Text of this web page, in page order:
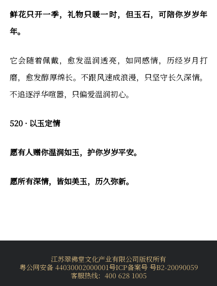
鲜花只开一季，礼物只暖一时，但玉石，可陪你岁岁年
年。
它会随着佩戴，愈发温润透亮，如同感情，历经岁月打
磨，愈发醇厚绵长。不跟风速成浪漫，只坚守长久深情。
不追逐浮华喧嚣，只偏爱温润初心。
520 · 以玉定情
愿有人赠你温润如玉，护你岁岁平安。
愿所有深情，皆如美玉，历久弥新。
江苏翠佛堂文化产业有限公司版权所有
粤公网安备 44030002000001号ICP备案号 号B2-20090059
客服热线：400 628 1005